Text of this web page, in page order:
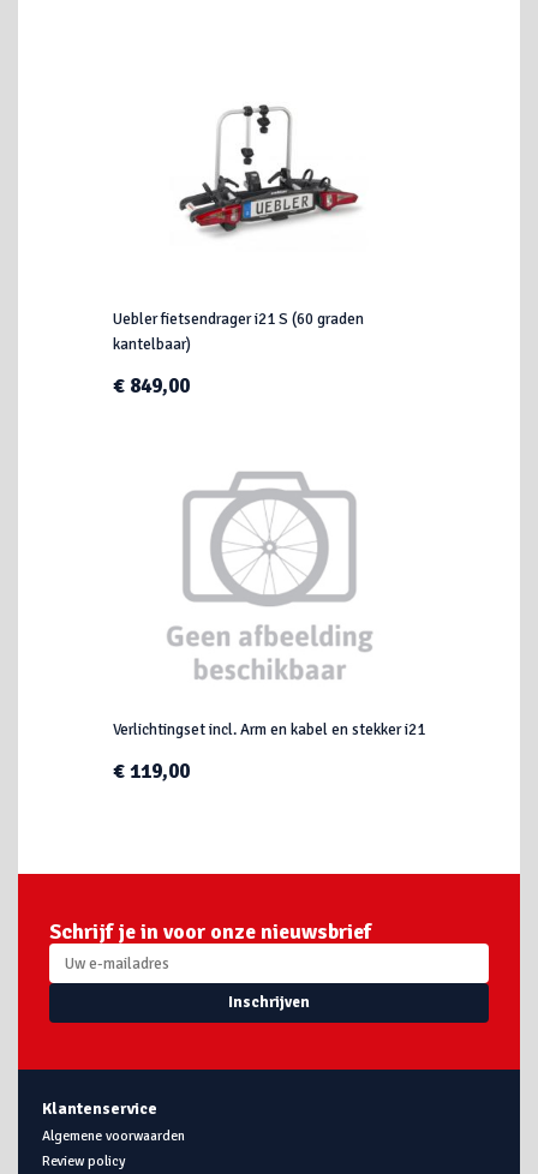
Uebler fietsendrager i21 S (60 graden
kantelbaar)
€ 849,00
Verlichtingset incl. Arm en kabel en stekker i21
€ 119,00
Schrijf je in voor onze nieuwsbrief
Inschrijven
Klantenservice
Algemene voorwaarden
Review policy